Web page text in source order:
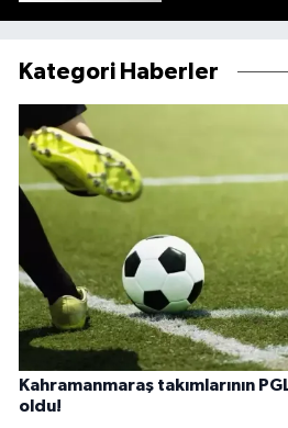
Kategori Haberler
Kahramanmaraş takımlarının
oldu!